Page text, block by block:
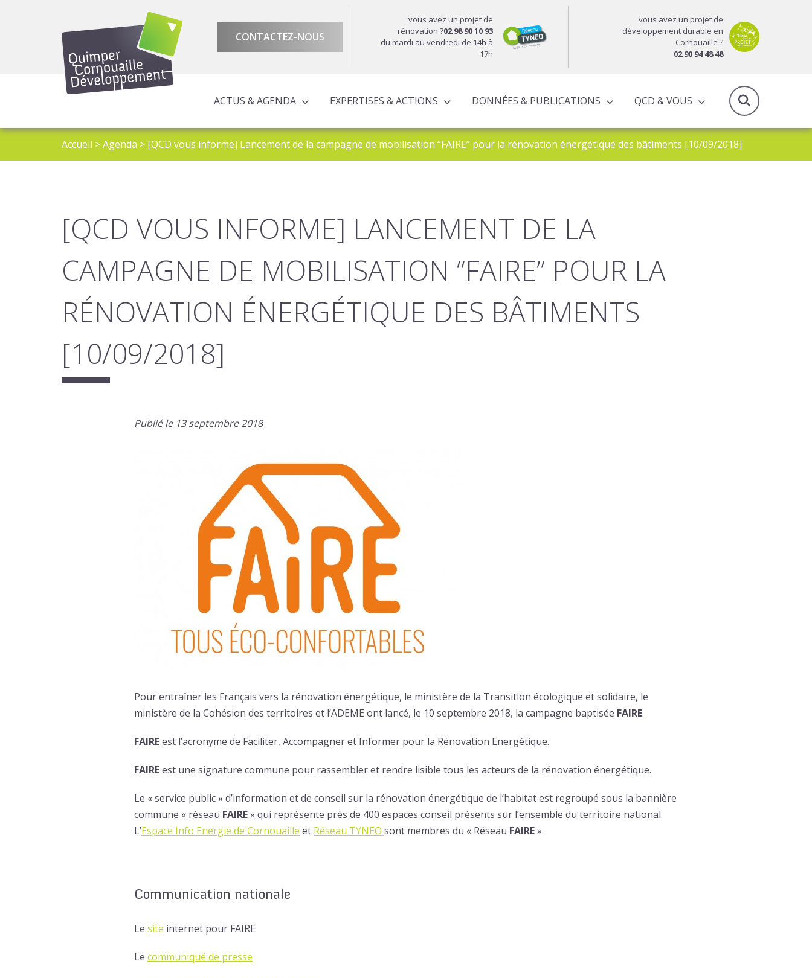
CONTACTEZ-NOUS
vous avez un projet de
rénovation ?02 98 90 10 93
du mardi au vendredi de 14h à
17h
vous avez un projet de
développement durable en
Cornouaille ?
02 90 94 48 48
ACTUS & AGENDA EXPERTISES & ACTIONS DONNÉES & PUBLICATIONS QCD & VOUS
Accueil >Agenda > [QCD vous informe] Lancement de la campagne de mobilisation “FAIRE” pour la rénovation énergétique des bâtiments [10/09/2018]
[QCD VOUS INFORME] LANCEMENT DE LA
CAMPAGNE DE MOBILISATION “FAIRE” POUR LA
RÉNOVATION ÉNERGÉTIQUE DES BÂTIMENTS
[10/09/2018]
Publié le 13 septembre 2018
Pour entraîner les Français vers la rénovation énergétique, le ministère de la Transition écologique et solidaire, le
ministère de la Cohésion des territoires et l’ADEME ont lancé, le 10 septembre 2018, la campagne baptisée FAIRE.
FAIREest l’acronyme de Faciliter, Accompagner et Informer pour la Rénovation Energétique.
FAIREest une signature commune pour rassembler et rendre lisible tous les acteurs de la rénovation énergétique.
Le « service public » d’information et de conseil sur la rénovation énergétique de l’habitat est regroupé sous la bannière
commune « réseau FAIRE» qui représente près de 400 espaces conseil présents sur l’ensemble du territoire national.
L’Espace Info Energie de Cornouaille et Réseau TYNEO sont membres du « Réseau FAIRE».
Communication nationale
Le site internet pour FAIRE
Le communiqué de presse